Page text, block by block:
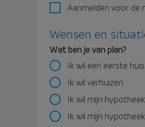
Aanmelden voor de
Wensen en
Wat ben je van plan?
Ik wil een eerste
Ik wil verhuizen
Ik wil mijn
Ik wil mijn